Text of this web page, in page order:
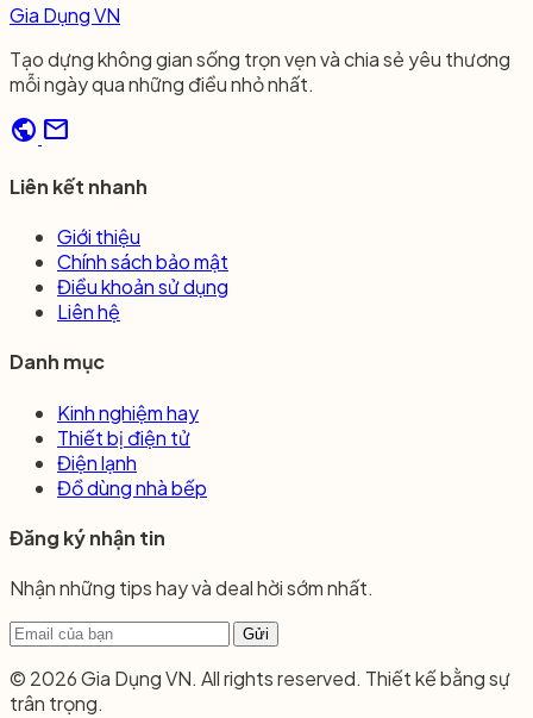
Gia Dụng VN
Tạo dựng không gian sống trọn vẹn và chia sẻ yêu thương
mỗi ngày qua những điều nhỏ nhất.
public mail
Liên kết nhanh
Giới thiệu
Chính sách bảo mật
Điều khoản sử dụng
Liên hệ
Danh mục
Kinh nghiệm hay
Thiết bị điện tử
Điện lạnh
Đồ dùng nhà bếp
Đăng ký nhận tin
Nhận những tips hay và deal hời sớm nhất.
Gửi
© 2026 Gia Dụng VN. All rights reserved. Thiết kế bằng sự
trân trọng.